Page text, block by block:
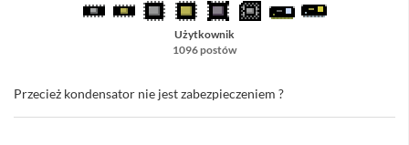
Użytkownik
1096 postów
Przecież kondensator nie jest zabezpieczeniem ?